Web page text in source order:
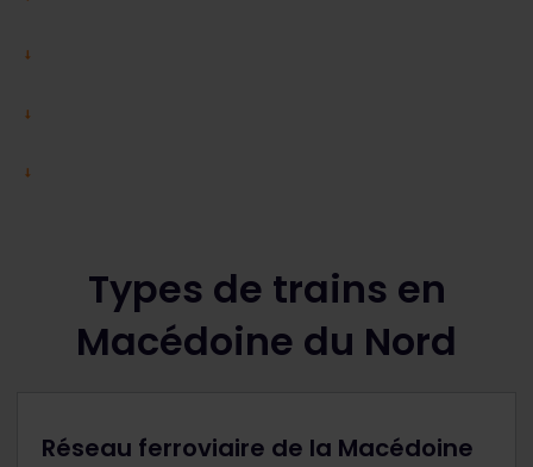
Types de trains en
Macédoine du Nord
Réseau ferroviaire de la Macédoine